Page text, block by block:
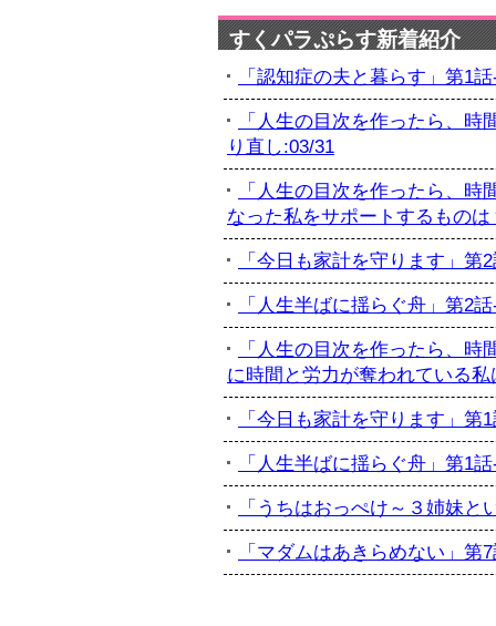
すくパラぷらす新着紹介
「認知症の夫と暮らす」第1
「人生の目次を作ったら、
り直し:03/31
「人生の目次を作ったら、
なった私をサポートするものは
「今日も家計を守ります」第
「人生半ばに揺らぐ舟」第2
「人生の目次を作ったら、
に時間と労力が奪われている私
「今日も家計を守ります」第
「人生半ばに揺らぐ舟」第1
「うちはおっぺけ～３姉妹
「マダムはあきらめない」